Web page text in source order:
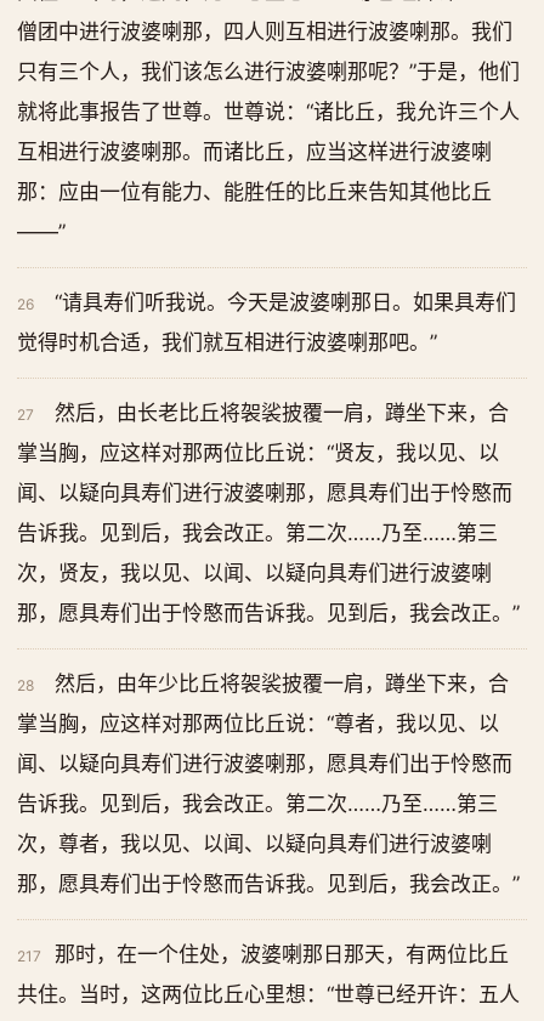
僧团中进行波婆喇那，四人则互相进行波婆喇那。我们
只有三个人，我们该怎么进行波婆喇那呢？”于是，他们
就将此事报告了世尊。世尊说：“诸比丘，我允许三个人
互相进行波婆喇那。而诸比丘，应当这样进行波婆喇
那：应由一位有能力、能胜任的比丘来告知其他比丘
——”
26
“请具寿们听我说。今天是波婆喇那日。如果具寿们
觉得时机合适，我们就互相进行波婆喇那吧。”
27
然后，由长老比丘将袈裟披覆一肩，蹲坐下来，合
掌当胸，应这样对那两位比丘说：“贤友，我以见、以
闻、以疑向具寿们进行波婆喇那，愿具寿们出于怜愍而
告诉我。见到后，我会改正。第二次……乃至……第三
次，贤友，我以见、以闻、以疑向具寿们进行波婆喇
那，愿具寿们出于怜愍而告诉我。见到后，我会改正。”
28
然后，由年少比丘将袈裟披覆一肩，蹲坐下来，合
掌当胸，应这样对那两位比丘说：“尊者，我以见、以
闻、以疑向具寿们进行波婆喇那，愿具寿们出于怜愍而
告诉我。见到后，我会改正。第二次……乃至……第三
次，尊者，我以见、以闻、以疑向具寿们进行波婆喇
那，愿具寿们出于怜愍而告诉我。见到后，我会改正。”
217
那时，在一个住处，波婆喇那日那天，有两位比丘
共住。当时，这两位比丘心里想：“世尊已经开许：五人